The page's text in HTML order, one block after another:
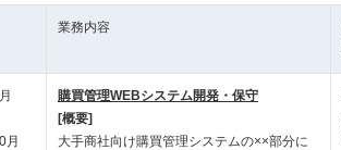
業務内容
月
購買管理WEBシステム開発・保守
[概要]
大手商社向け購買管理システムの××部分に